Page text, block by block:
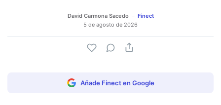
David Carmona Sacedo
Finect
5 de agosto de 2026
Añade Finect en Google